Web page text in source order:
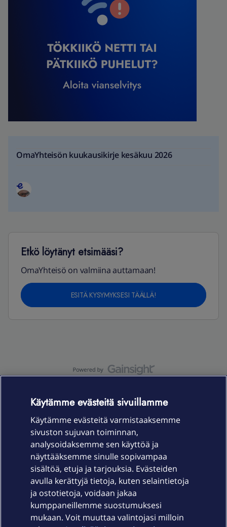
OmaYhteisön kuukausikirje kesäkuu 2026
Etkö löytänyt etsimääsi?
OmaYhteisö on valmiina auttamaan!
ESITÄ KYSYMYKSESI TÄÄLLÄ!
Laitteet & liittymät
Palvelut
Käytämme evästeitä sivuillamme
Käytämme evästeitä varmistaaksemme
sivuston sujuvan toiminnan,
analysoidaksemme sen käyttöä ja
näyttääksemme sinulle sopivampaa
sisältöä, etuja ja tarjouksia. Evästeiden
avulla kerättyjä tietoja, kuten selaintietoja
ja ostotietoja, voidaan jakaa
kumppaneillemme suostumuksesi
mukaan. Voit muuttaa valintojasi milloin